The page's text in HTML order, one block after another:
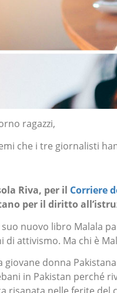
ragazzi,
che i tre giornalisti
Riva, per il Corriere
per il diritto
suo nuovo libro Malala
di attivismo. Ma chi è
giovane donna
in Pakistan perché